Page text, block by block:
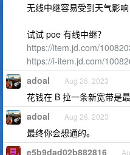
无线中继容易受到天气影
试试 poe 有线中继？
https://item.jd.com/
https://i-item.jd.com/
adoal Aug 26, 2023
花钱在 B 拉一条新宽带是
adoal Aug 26, 2023
最终你会想通的。
e5b9dad02b882816